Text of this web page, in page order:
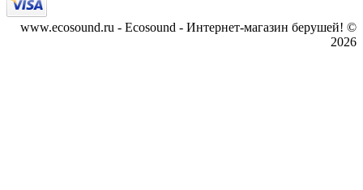
www.ecosound.ru - Ecosound - Интернет-магазин берушей! ©
2026